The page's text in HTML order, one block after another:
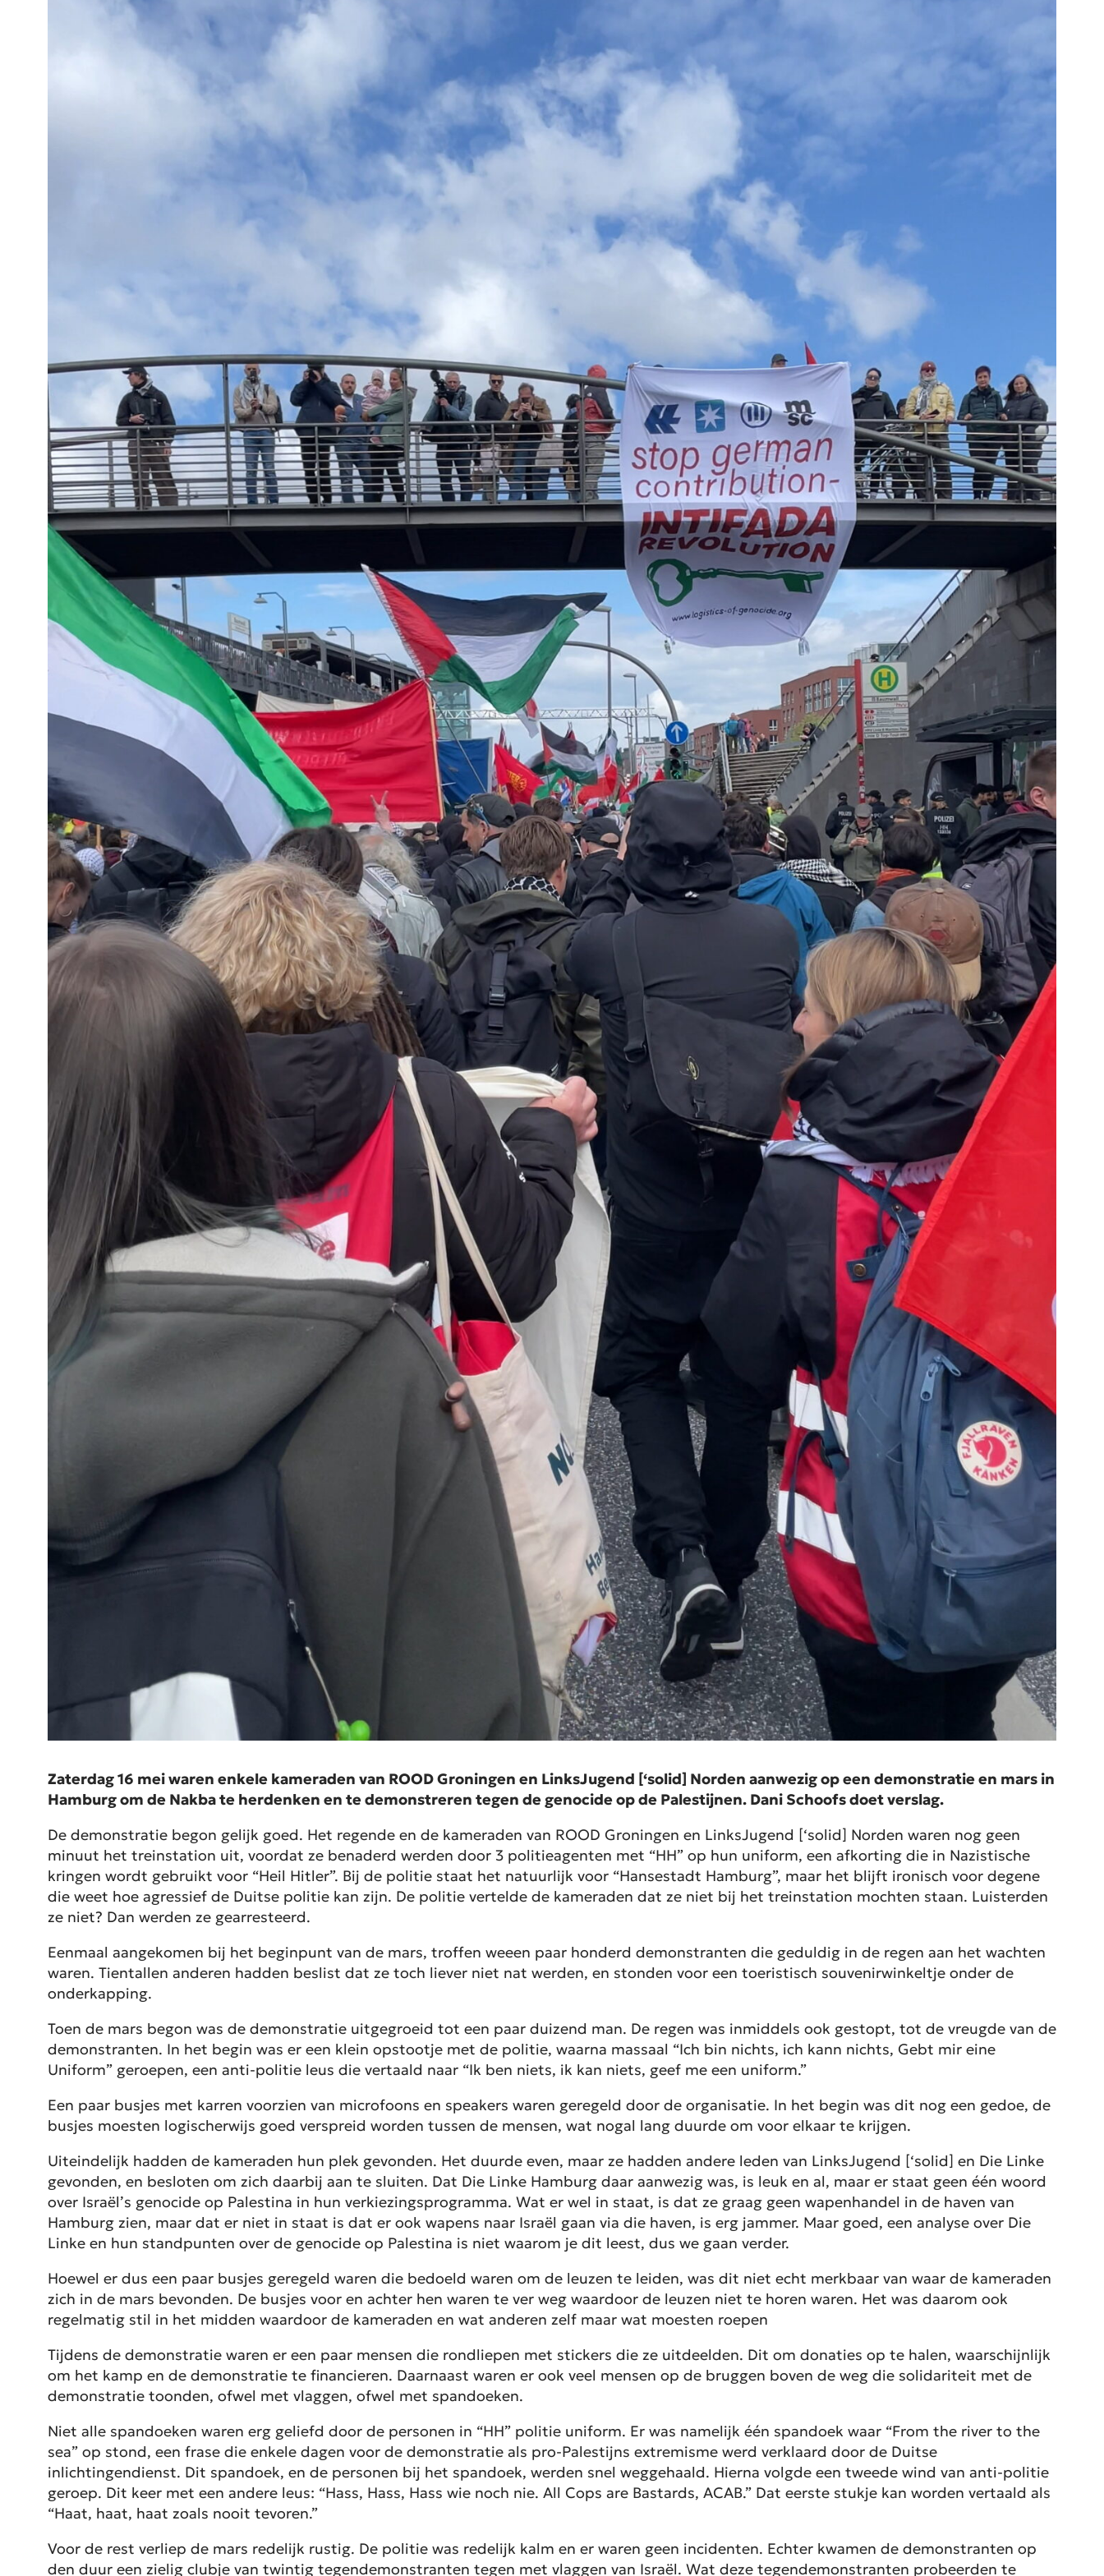
Zaterdag 16 mei waren enkele kameraden van ROOD Groningen en LinksJugend [‘solid] Norden aanwezig op een demonstratie en mars in
Hamburg om de Nakba te herdenken en te demonstreren tegen de genocide op de Palestijnen. Dani Schoofs doet verslag.
De demonstratie begon gelijk goed. Het regende en de kameraden van ROOD Groningen en LinksJugend [‘solid] Norden waren nog geen
minuut het treinstation uit, voordat ze benaderd werden door 3 politieagenten met “HH” op hun uniform, een afkorting die in Nazistische
kringen wordt gebruikt voor “Heil Hitler”. Bij de politie staat het natuurlijk voor “Hansestadt Hamburg”, maar het blijft ironisch voor degene
die weet hoe agressief de Duitse politie kan zijn. De politie vertelde de kameraden dat ze niet bij het treinstation mochten staan. Luisterden
ze niet? Dan werden ze gearresteerd.
Eenmaal aangekomen bij het beginpunt van de mars, troffen weeen paar honderd demonstranten die geduldig in de regen aan het wachten
waren. Tientallen anderen hadden beslist dat ze toch liever niet nat werden, en stonden voor een toeristisch souvenirwinkeltje onder de
onderkapping.
Toen de mars begon was de demonstratie uitgegroeid tot een paar duizend man. De regen was inmiddels ook gestopt, tot de vreugde van de
demonstranten. In het begin was er een klein opstootje met de politie, waarna massaal “Ich bin nichts, ich kann nichts, Gebt mir eine
Uniform” geroepen, een anti-politie leus die vertaald naar “Ik ben niets, ik kan niets, geef me een uniform.”
Een paar busjes met karren voorzien van microfoons en speakers waren geregeld door de organisatie. In het begin was dit nog een gedoe, de
busjes moesten logischerwijs goed verspreid worden tussen de mensen, wat nogal lang duurde om voor elkaar te krijgen.
Uiteindelijk hadden de kameraden hun plek gevonden. Het duurde even, maar ze hadden andere leden van LinksJugend [‘solid] en Die Linke
gevonden, en besloten om zich daarbij aan te sluiten. Dat Die Linke Hamburg daar aanwezig was, is leuk en al, maar er staat geen één woord
over Israël’s genocide op Palestina in hun verkiezingsprogramma. Wat er wel in staat, is dat ze graag geen wapenhandel in de haven van
Hamburg zien, maar dat er niet in staat is dat er ook wapens naar Israël gaan via die haven, is erg jammer. Maar goed, een analyse over Die
Linke en hun standpunten over de genocide op Palestina is niet waarom je dit leest, dus we gaan verder.
Hoewel er dus een paar busjes geregeld waren die bedoeld waren om de leuzen te leiden, was dit niet echt merkbaar van waar de kameraden
zich in de mars bevonden. De busjes voor en achter hen waren te ver weg waardoor de leuzen niet te horen waren. Het was daarom ook
regelmatig stil in het midden waardoor de kameraden en wat anderen zelf maar wat moesten roepen
Tijdens de demonstratie waren er een paar mensen die rondliepen met stickers die ze uitdeelden. Dit om donaties op te halen, waarschijnlijk
om het kamp en de demonstratie te financieren. Daarnaast waren er ook veel mensen op de bruggen boven de weg die solidariteit met de
demonstratie toonden, ofwel met vlaggen, ofwel met spandoeken.
Niet alle spandoeken waren erg geliefd door de personen in “HH” politie uniform. Er was namelijk één spandoek waar “From the river to the
sea” op stond, een frase die enkele dagen voor de demonstratie als pro-Palestijns extremisme werd verklaard door de Duitse
inlichtingendienst. Dit spandoek, en de personen bij het spandoek, werden snel weggehaald. Hierna volgde een tweede wind van anti-politie
geroep. Dit keer met een andere leus: “Hass, Hass, Hass wie noch nie. All Cops are Bastards, ACAB.” Dat eerste stukje kan worden vertaald als
“Haat, haat, haat zoals nooit tevoren.”
Voor de rest verliep de mars redelijk rustig. De politie was redelijk kalm en er waren geen incidenten. Echter kwamen de demonstranten op
den duur een zielig clubje van twintig tegendemonstranten tegen met vlaggen van Israël. Wat deze tegendemonstranten probeerden te